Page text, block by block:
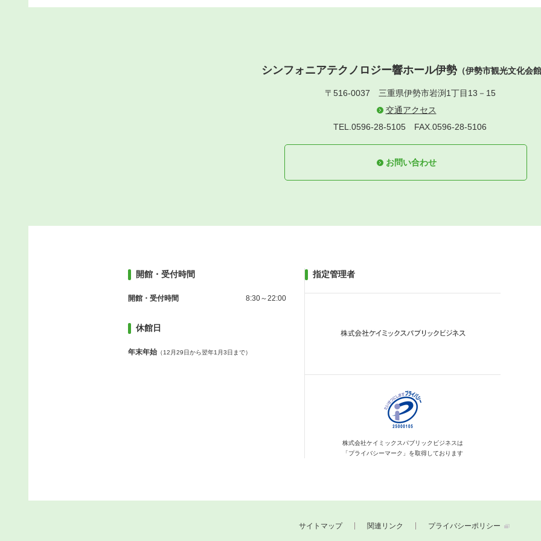
シンフォニアテクノロジー響ホール伊勢 （伊勢市観光文化会
〒516-0037 三重県伊勢市岩渕1丁目13－15
交通アクセス
TEL.0596-28-5105 FAX.0596-28-5106
お問い合わせ
開館・受付時間
開館・受付時間 8:30～22:00
休館日
年末年始 （12月29日から翌年1月3日まで）
指定管理者
株式会社ケイミックス パブリックビジネスは
「プライバシーマーク」を取得しております
サイトマップ 関連リンク プライバシーポリシー